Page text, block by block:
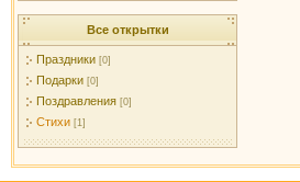
Все открытки
Праздники [0]
Подарки [0]
Поздравления [0]
Стихи [1]